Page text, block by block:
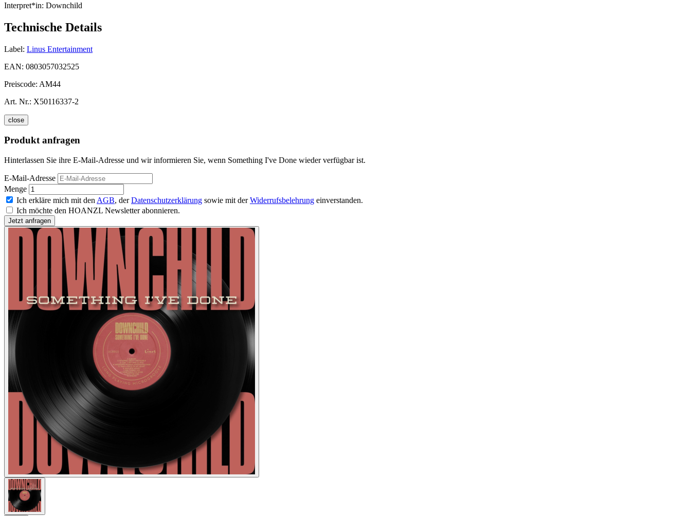
Interpret*in: Downchild
Technische Details
Label: Linus Entertainment
EAN: 0803057032525
Preiscode: AM44
Art. Nr.: X50116337-2
close
Produkt anfragen
Hinterlassen Sie ihre E-Mail-Adresse und wir informieren Sie, wenn Something I've Done wieder verfügbar ist.
E-Mail-Adresse
Menge
Ich erkläre mich mit den AGB, derDatenschutzerklärung sowie mit derWiderrufsbelehrung einverstanden.
Ich möchte den HOANZL Newsletter abonnieren.